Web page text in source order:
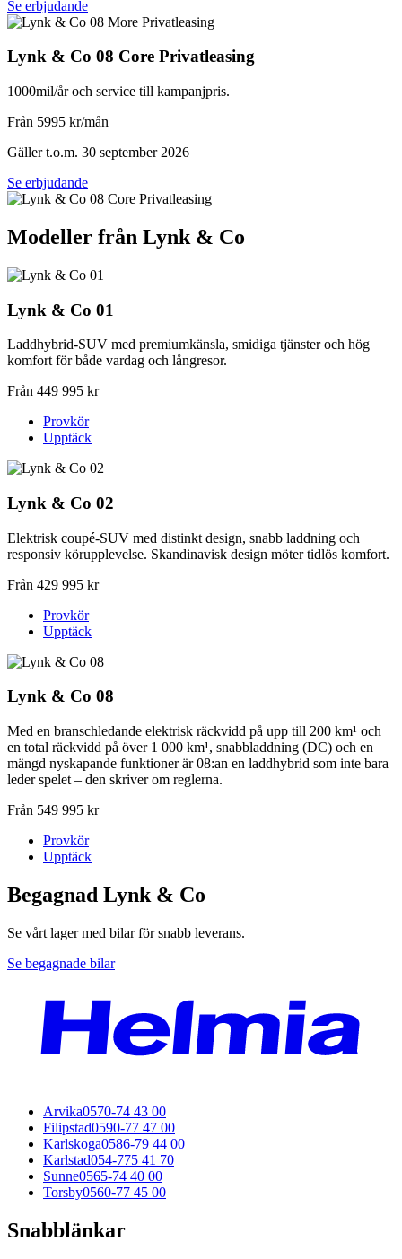
Se erbjudande
Lynk & Co 08 Core Privatleasing
1000mil/år och service till kampanjpris.
Från 5995 kr/mån
Gäller t.o.m. 30 september 2026
Se erbjudande
Modeller från Lynk & Co
Lynk & Co 01
Laddhybrid-SUV med premiumkänsla, smidiga tjänster och hög
komfort för både vardag och långresor.
Från 449 995 kr
Provkör
Upptäck
Lynk & Co 02
Elektrisk coupé-SUV med distinkt design, snabb laddning och
responsiv körupplevelse. Skandinavisk design möter tidlös komfort.
Från 429 995 kr
Provkör
Upptäck
Lynk & Co 08
Med en branschledande elektrisk räckvidd på upp till 200 km¹ och
en total räckvidd på över 1 000 km¹, snabbladdning (DC) och en
mängd nyskapande funktioner är 08:an en laddhybrid som inte bara
leder spelet – den skriver om reglerna.
Från 549 995 kr
Provkör
Upptäck
Begagnad Lynk & Co
Se vårt lager med bilar för snabb leverans.
Se begagnade bilar
Arvika0570-74 43 00
Filipstad0590-77 47 00
Karlskoga0586-79 44 00
Karlstad054-775 41 70
Sunne0565-74 40 00
Torsby0560-77 45 00
Snabblänkar